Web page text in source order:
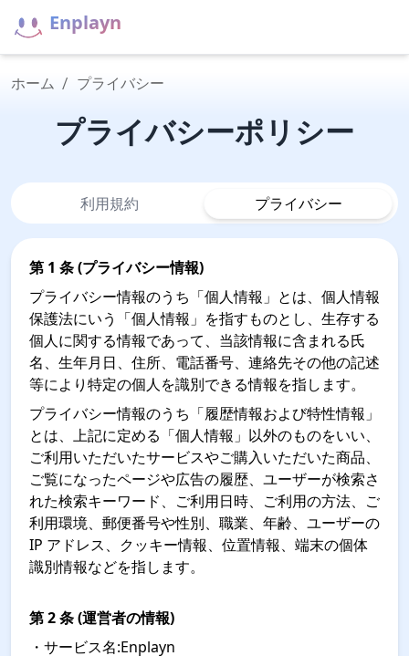
Enplayn
ホーム / プライバシー
プライバシーポリシー
利用規約 プライバシー
第 1 条 (プライバシー情報)
プライバシー情報のうち「個人情報」とは、個人情報
保護法にいう「個人情報」を指すものとし、生存する
個人に関する情報であって、当該情報に含まれる氏
名、生年月日、住所、電話番号、連絡先その他の記述
等により特定の個人を識別できる情報を指します。
プライバシー情報のうち「履歴情報および特性情報」
とは、上記に定める「個人情報」以外のものをいい、
ご利用いただいたサービスやご購入いただいた商品、
ご覧になったページや広告の履歴、ユーザーが検索さ
れた検索キーワード、ご利用日時、ご利用の方法、ご
利用環境、郵便番号や性別、職業、年齢、ユーザーの
IP アドレス、クッキー情報、位置情報、端末の個体
識別情報などを指します。
第 2 条 (運営者の情報)
・サービス名:Enplayn